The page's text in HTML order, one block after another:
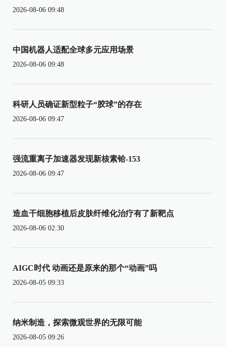
2026-08-06 09:48
中国机器人适配全球多元应用场景
2026-08-06 09:48
科研人员确证新型粒子“胶球”的存在
2026-08-06 09:47
强流重离子加速器发现新核素铪-153
2026-08-06 09:47
造血干细胞移植后皮肤纤维化治疗有了新靶点
2026-08-06 02:30
AIGC时代 动画还是原来的那个“动画”吗
2026-08-05 09:33
纳米制造，探索微观世界的无限可能
2026-08-05 09:26